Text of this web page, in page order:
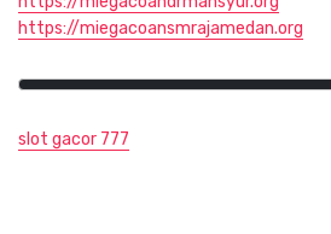
https://miegacoansmrajamedan.org
slot gacor 777